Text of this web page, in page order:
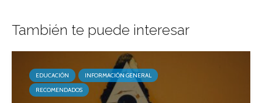
También te puede interesar
EDUCACIÓN
INFORMACIÓN GENERAL
RECOMENDADOS